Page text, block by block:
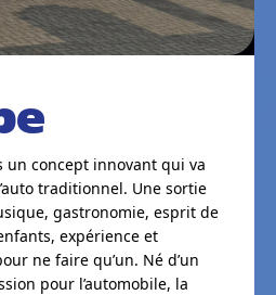
un concept innovant qui va
traditionnel. Une sortie
gastronomie, esprit de
expérience et
ne faire qu’un. Né d’un
pour l’automobile, la